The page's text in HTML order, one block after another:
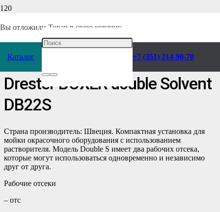
Вы отложили Товар в свою корзину.
Каталог +7 (351) 214-90-70
Главная/Каталог/Отделочное оборудование
Мойка для краскопультов
Drester BOXER double Solvent
DB22S
Страна производитель: Швеция. Компактная установка для
мойки окрасочного оборудования с использованием
растворителя. Модель Double S имеет два рабочих отсека,
которые могут использоваться одновременно и независимо
друг от друга.
Рабочие отсеки
– отс